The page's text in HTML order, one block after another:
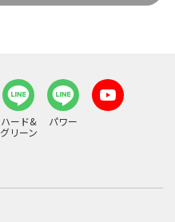
ハード&
グリーン
パワー